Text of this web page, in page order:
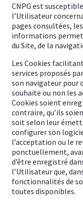
CNPG est
l’Utilisateur
pages consultées,
informations
du Site, de la
Les Cookies
services proposés
son navigateur pour
souhaite ou non les
Cookies soient
contraire, qu’ils
soit selon leur
configurer son
l’acceptation ou le
ponctuellement,
d’être enregistré
l’Utilisateur que,
fonctionnalités de
toutes disponibles.